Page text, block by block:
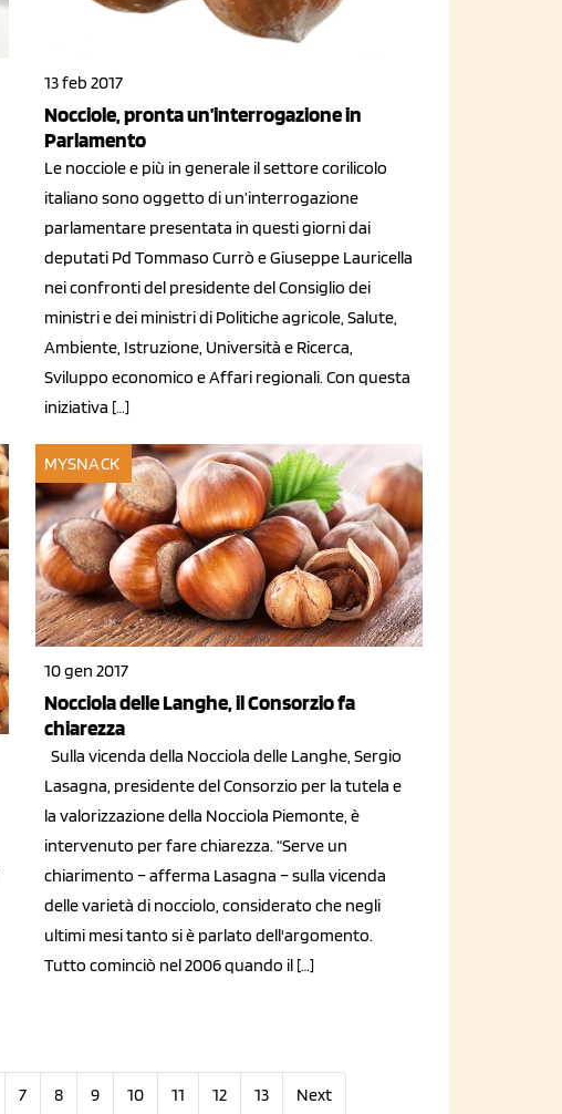
13 feb 2017
Nocciole, pronta un’interrogazione in
Parlamento
Le nocciole e più in generale il settore corilicolo
italiano sono oggetto di un’interrogazione
parlamentare presentata in questi giorni dai
deputati Pd Tommaso Currò e Giuseppe Lauricella
nei confronti del presidente del Consiglio dei
ministri e dei ministri di Politiche agricole, Salute,
Ambiente, Istruzione, Università e Ricerca,
Sviluppo economico e Affari regionali. Con questa
iniziativa […]
MYSNACK
10 gen 2017
Nocciola delle Langhe, il Consorzio fa
chiarezza
Sulla vicenda della Nocciola delle Langhe, Sergio
Lasagna, presidente del Consorzio per la tutela e
la valorizzazione della Nocciola Piemonte, è
intervenuto per fare chiarezza. “Serve un
chiarimento – afferma Lasagna – sulla vicenda
delle varietà di nocciolo, considerato che negli
ultimi mesi tanto si è parlato dell'argomento.
Tutto cominciò nel 2006 quando il […]
7 8 9 10 11 12 13 Next